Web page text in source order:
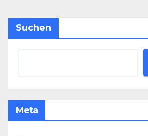
Beiträge
Suchen
Meta